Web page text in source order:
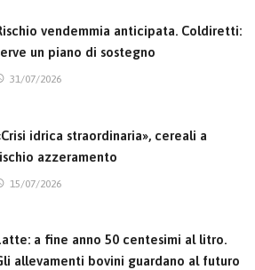
vendemmia anticipata. Coldiretti:
un piano di sostegno
31/07/2026
idrica straordinaria», cereali a
azzeramento
15/07/2026
a fine anno 50 centesimi al litro.
allevamenti bovini guardano al futuro